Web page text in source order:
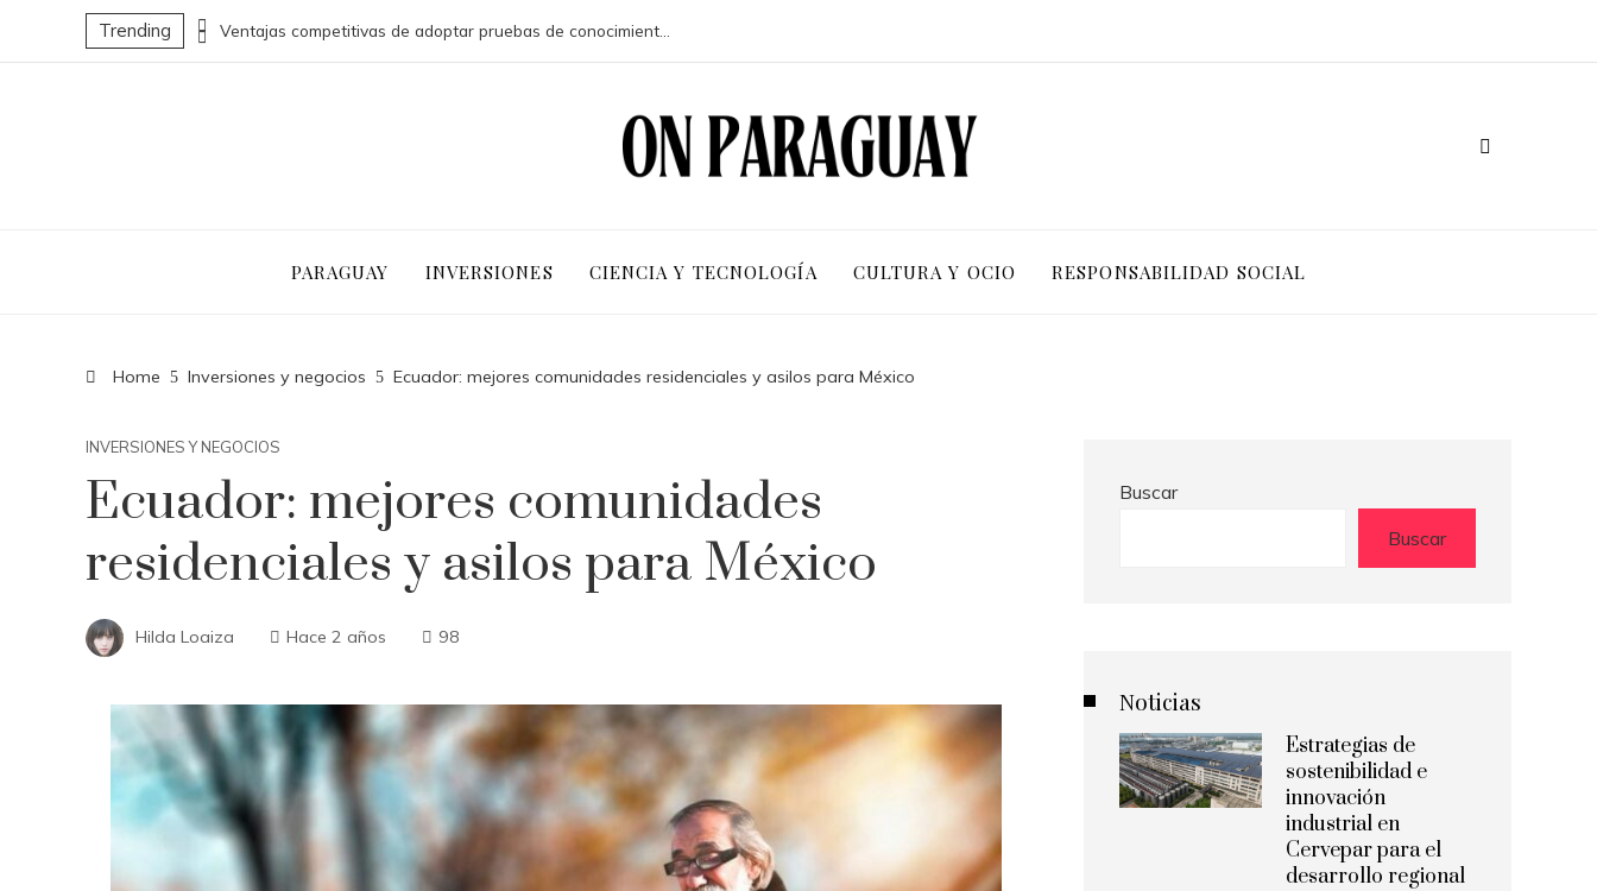
Trending Cómo la economía azul puede transformar la economía nacional de Belice
PARAGUAY INVERSIONES CIENCIA Y TECNOLOGÍA CULTURA Y OCIO RESPONSABILIDAD SOCIAL
Home Inversiones y negocios Ecuador: mejores comunidades residenciales y asilos para México
INVERSIONES Y NEGOCIOS
Ecuador: mejores comunidades
residenciales y asilos para México
Hilda Loaiza Hace 2 años 98
Buscar
Buscar
Noticias
Estrategias de
sostenibilidad e
innovación
industrial en
Cervepar para el
desarrollo regional